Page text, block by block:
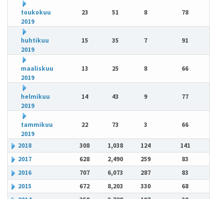
toukokuu
2019
23 51 8 78
huhtikuu
2019
15 35 7 91
maaliskuu
2019
13 25 8 66
helmikuu
2019
14 43 9 77
tammikuu
2019
22 73 3 66
2018 308 1,038 124
141
2017
628 2,490 259
83
2016
707 6,073 287
83
2015
672 8,203 330
68